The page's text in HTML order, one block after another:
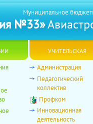
Муниципальное
№33»
учительская
Администрация
Педагогический
коллектив
Профком
Инновационная
деятельность